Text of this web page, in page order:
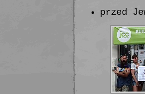
przed